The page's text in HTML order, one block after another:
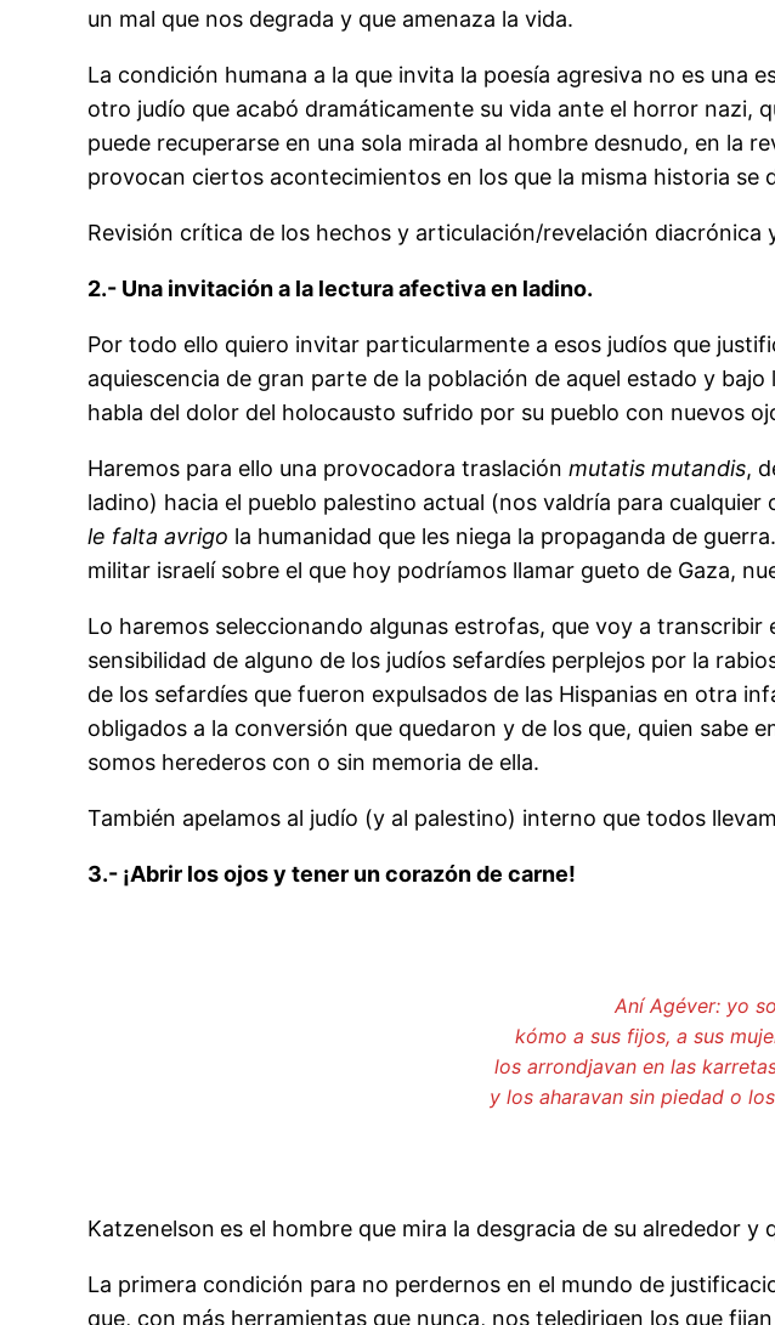
un mal que nos degrada y que amenaza la vida.
La condición humana a la que invita la poesía agresiva no es una
otro judío que acabó dramáticamente su vida ante el horror nazi,
puede recuperarse en una sola mirada al hombre desnudo, en la
provocan ciertos acontecimientos en los que la misma historia se
Revisión crítica de los hechos y articulación/revelación
2.- Una invitación a la lectura afectiva en ladino.
Por todo ello quiero invitar particularmente a esos judíos que
aquiescencia de gran parte de la población de aquel estado y
habla del dolor del holocausto sufrido por su pueblo con nuevos
Haremos para ello una provocadora traslación mutatis mutandis,
ladino) hacia el pueblo palestino actual (nos valdría para
le falta avrigo la humanidad que les niega la propaganda de
militar israelí sobre el que hoy podríamos llamar gueto de Gaza,
Lo haremos seleccionando algunas estrofas, que voy a
sensibilidad de alguno de los judíos sefardíes perplejos por la
de los sefardíes que fueron expulsados de las Hispanias en otra
obligados a la conversión que quedaron y de los que, quien sabe
somos herederos con o sin memoria de ella.
También apelamos al judío (y al palestino) interno que todos
3.- ¡Abrir los ojos y tener un corazón de carne!
Aní Agéver: yo
kómo a sus fijos, a sus
los arrondjavan en las
y los aharavan sin piedad o
Katzenelson es el hombre que mira la desgracia de su alrededor y
La primera condición para no perdernos en el mundo de
que, con más herramientas que nunca, nos teledirigen los que